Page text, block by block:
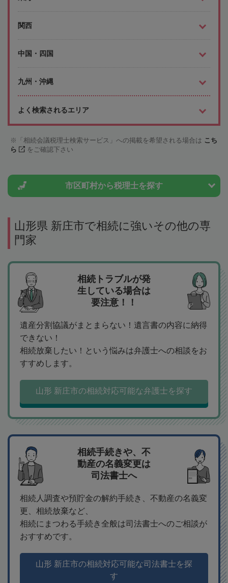
関西
中国・四国
九州・沖縄
よく検索されるエリア
「相続会議税理士検索サービス」への掲載を希望される場合は こち
ら
をご確認下さい
市区町村から税理士を探す
山形県 新庄市で相続に強いその他の専
門家
相続トラブルが発
生している場合は
要注意！！
遺産分割協議がまとまらない！遺言書の内容に納得
できない！
相続放棄したい！という悩みは弁護士への相談をお
すすめします。
山形 新庄市の相続対応可能な弁護士を探す
相続手続きや、不
動産の名義変更は
司法書士へ
相続人調査や預貯金の解約手続き、不動産の名義変
更、相続放棄など、
相続にまつわる手続き全般は司法書士へのご相談が
おすすめです。
山形 新庄市の相続対応可能な司法書士を探
す